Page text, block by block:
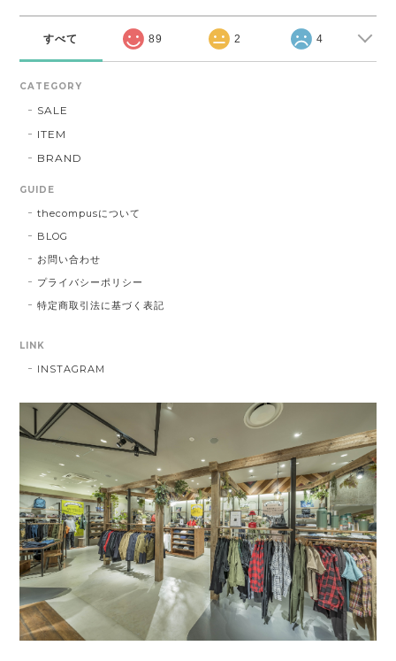
すべて 89 2 4
CATEGORY
SALE
ITEM
BRAND
GUIDE
thecompusについて
BLOG
お問い合わせ
プライバシーポリシー
特定商取引法に基づく表記
LINK
INSTAGRAM